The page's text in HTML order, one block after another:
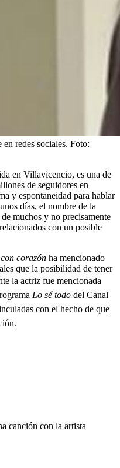
redes sociales. Foto:
en Villavicencio, es una de
de seguidores en
y espontaneidad para hablar
días, el nombre de la
muchos y no precisamente
con un posible
corazón ha mencionado
que la posibilidad de tener
la actriz fue mencionada
Lo sé todo del Canal
con el hecho de que
canción con la artista